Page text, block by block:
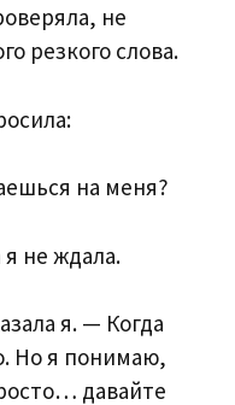
не
резкого слова.
на меня?
я не ждала.
я. — Когда
Но я понимаю,
давайте